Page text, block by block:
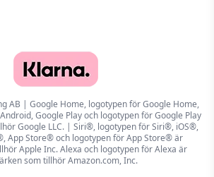
AB | Google Home, logotypen för Google Home,
Google Play och logotypen för Google Play
Google LLC. | Siri®, logotypen för Siri®, iOS®,
App Store® och logotypen för App Store® är
Apple Inc. Alexa och logotypen för Alexa är
som tillhör Amazon.com, Inc.